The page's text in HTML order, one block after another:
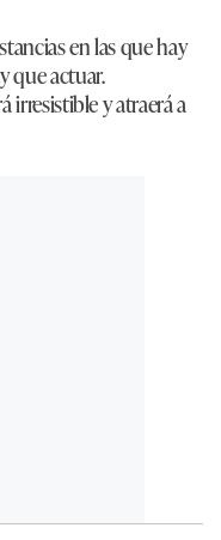
en las que hay
que actuar.
irresistible y atraerá a